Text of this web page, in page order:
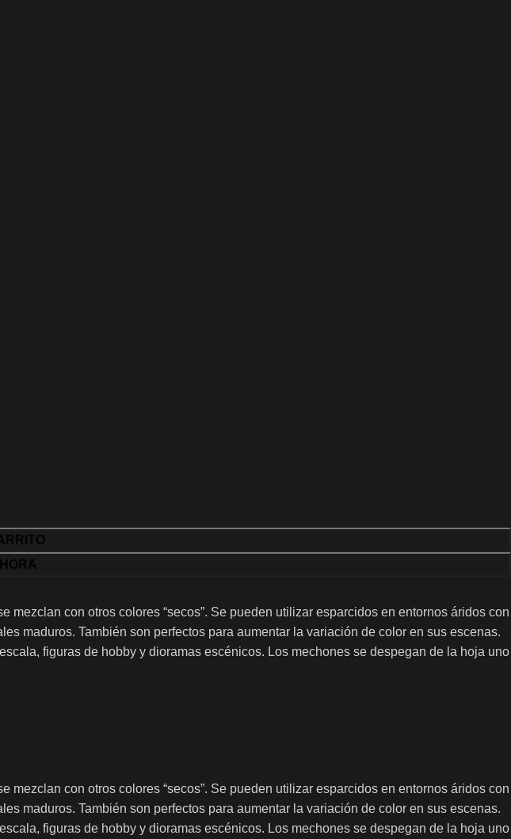
mezclan con otros colores “secos”. Se pueden utilizar esparcidos en entornos áridos con
maduros. También son perfectos para aumentar la variación de color en sus escenas.
figuras de hobby y dioramas escénicos. Los mechones se despegan de la hoja uno
mezclan con otros colores “secos”. Se pueden utilizar esparcidos en entornos áridos con
maduros. También son perfectos para aumentar la variación de color en sus escenas.
figuras de hobby y dioramas escénicos. Los mechones se despegan de la hoja uno